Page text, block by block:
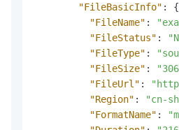
"FileBasicInfo" :
{
"FileName" :
"FileStatus" :
"FileType" :
"FileSize" :
"FileUrl" :
"Region" : "cn-
"FormatName" :